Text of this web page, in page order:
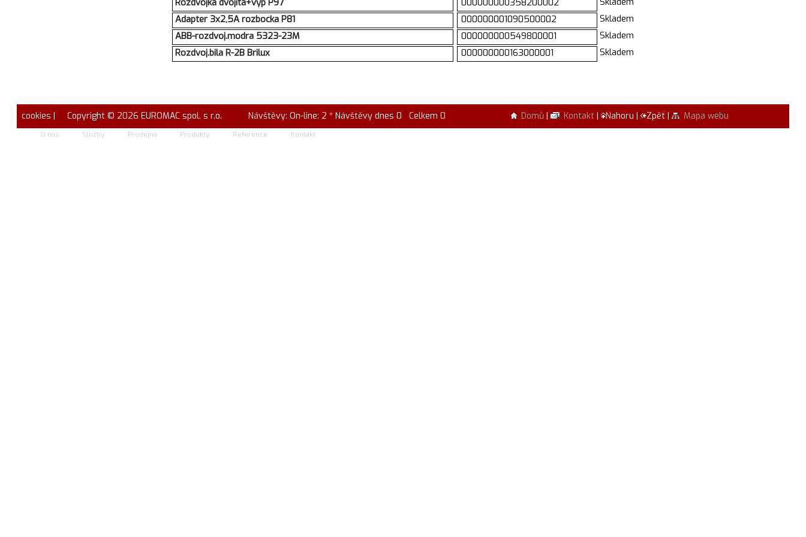
Rozdvojka dvojita+vyp P97 000000000358200002
Adapter 3x2,5A rozbocka P81
000000001090500002
Skladem
ABB-rozdvoj.modra 5323-23M
000000000549800001
Skladem
Rozdvoj.bila R-2B Brilux
000000000163000001 Skladem
cookies | Copyright © 2026 EUROMAC spol. s r.o. Návštěvy: On-line: 2 * Návštěvy dnes 0 Celkem 0 Mapa webu
Zpět |
Nahoru |
Kontakt |
Domů |
O nás Služby Prodejna Produkty Reference Kontakt